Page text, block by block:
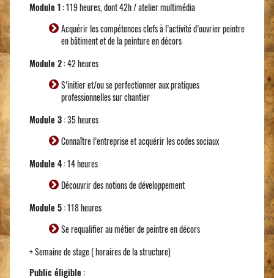
Module 1: 119 heures, dont 42h / atelier multimédia
Acquérir les compétences clefs à l’activité d’ouvrier peintre
en bâtiment et de la peinture en décors
Module 2: 42 heures
S’initier et/ou se perfectionner aux pratiques
professionnelles sur chantier
Module 3: 35 heures
Connaître l’entreprise et acquérir les codes sociaux
Module 4: 14 heures
Découvrir des notions de développement
Module 5: 118 heures
Se requalifier au métier de peintre en décors
+ Semaine de stage ( horaires de la structure)
Public éligible: